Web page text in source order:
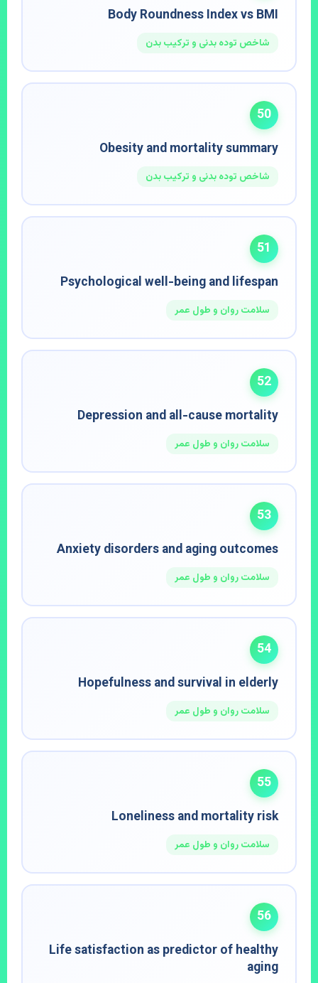
Body Roundness Index vs BMI
شاخص توده بدنی و ترکیب بدن
50
Obesity and mortality summary
شاخص توده بدنی و ترکیب بدن
51
Psychological well-being and lifespan
سلامت روان و طول عمر
52
Depression and all-cause mortality
سلامت روان و طول عمر
53
Anxiety disorders and aging outcomes
سلامت روان و طول عمر
54
Hopefulness and survival in elderly
سلامت روان و طول عمر
55
Loneliness and mortality risk
سلامت روان و طول عمر
56
Life satisfaction as predictor of healthy
aging